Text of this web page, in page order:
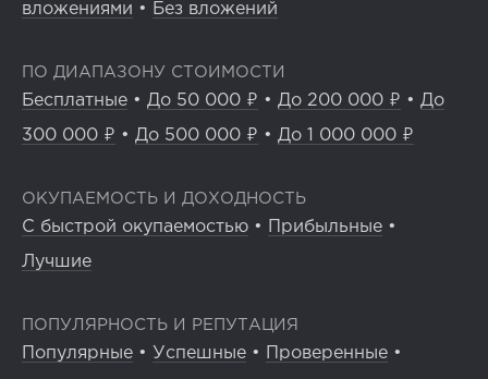
вложениями • Без вложений
ПО ДИАПАЗОНУ СТОИМОСТИ
Бесплатные • До 50 000 ₽ • До 200 000 ₽ • До
300 000 ₽ • До 500 000 ₽ • До 1 000 000 ₽
ОКУПАЕМОСТЬ И ДОХОДНОСТЬ
С быстрой окупаемостью • Прибыльные •
Лучшие
ПОПУЛЯРНОСТЬ И РЕПУТАЦИЯ
Популярные • Успешные • Проверенные •